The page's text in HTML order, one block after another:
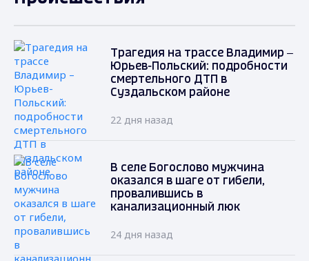
Трагедия на трассе Владимир –
Юрьев-Польский: подробности
смертельного ДТП в
Суздальском районе
22 дня назад
В селе Богослово мужчина
оказался в шаге от гибели,
провалившись в
канализационный люк
24 дня назад